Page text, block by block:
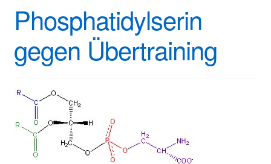
Glossar
Phosphatidylserin
gegen Übertraining